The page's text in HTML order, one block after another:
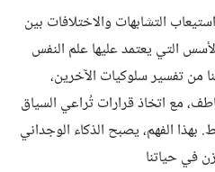
التشابهات والاختلافات بين
التي يعتمد عليها علم النفس
من تفسير سلوكيات الآخرين،
مع اتخاذ قرارات تُراعي السياق
بهذا الفهم، يصبح الذكاء الوجداني
في حياتنا